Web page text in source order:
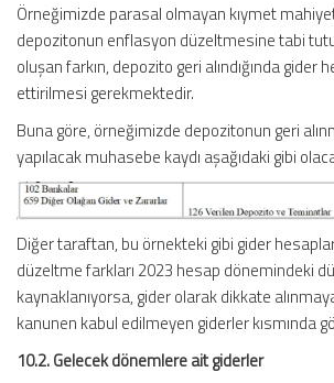
Örneğimizde parasal olmayan kıymet
depozitonun enflasyon düzeltmesine tabi
oluşan farkın, depozito geri alındığında gider
ettirilmesi gerekmektedir.
Buna göre, örneğimizde depozitonun geri
yapılacak muhasebe kaydı aşağıdaki gibi
Diğer taraftan, bu örnekteki gibi gider
düzeltme farkları 2023 hesap dönemindeki
kaynaklanıyorsa, gider olarak dikkate
kanunen kabul edilmeyen giderler kısmında
10.2. Gelecek dönemlere ait giderler